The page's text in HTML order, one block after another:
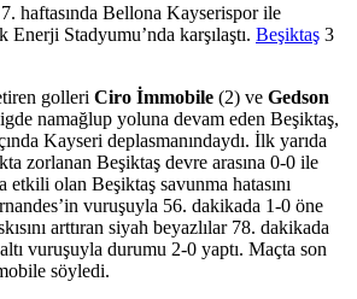
haftasında Bellona Kayserispor ile
Stadyumu’nda karşılaştı. Beşiktaş 3
golleri Ciro İmmobile (2) ve Gedson
namağlup yoluna devam eden Beşiktaş,
Kayseri deplasmanındaydı. İlk yarıda
zorlanan Beşiktaş devre arasına 0-0 ile
etkili olan Beşiktaş savunma hatasını
vuruşuyla 56. dakikada 1-0 öne
arttıran siyah beyazlılar 78. dakikada
vuruşuyla durumu 2-0 yaptı. Maçta son
söyledi.